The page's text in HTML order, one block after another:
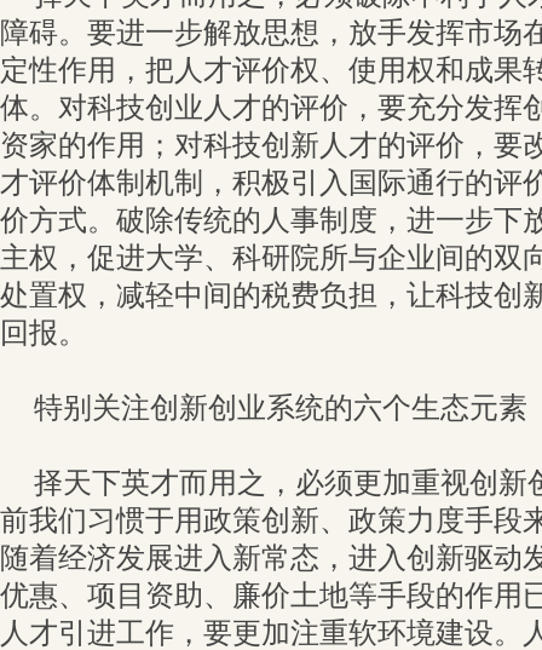
障碍。要进一步解放思想，放手发挥市场
定性作用，把人才评价权、使用权和成果
体。对科技创业人才的评价，要充分发挥
资家的作用；对科技创新人才的评价，要
才评价体制机制，积极引入国际通行的评
价方式。破除传统的人事制度，进一步下
主权，促进大学、科研院所与企业间的双
处置权，减轻中间的税费负担，让科技创
回报。
特别关注创新创业系统的六个生态元素
择天下英才而用之，必须更加重视创新
前我们习惯于用政策创新、政策力度手段
随着经济发展进入新常态，进入创新驱动
优惠、项目资助、廉价土地等手段的作用
人才引进工作，要更加注重软环境建设。